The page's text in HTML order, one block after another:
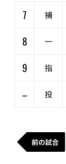
7
捕
8
一
9
指
–
投
前の試合